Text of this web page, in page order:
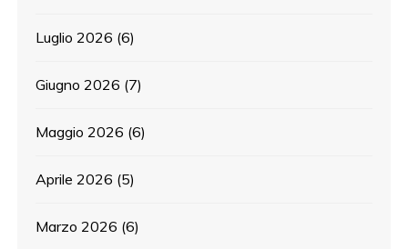
Luglio 2026 (6)
Giugno 2026 (7)
Maggio 2026 (6)
Aprile 2026 (5)
Marzo 2026 (6)